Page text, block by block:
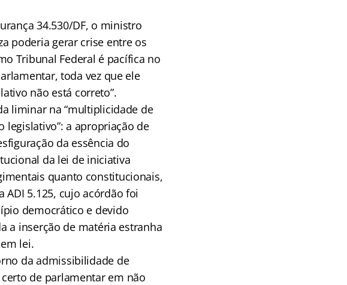
34.530/DF, o ministro
poderia gerar crise entre os
Tribunal Federal é pacífica no
toda vez que ele
não está correto”.
liminar na “multiplicidade de
legislativo”: a apropriação de
da essência do
da lei de iniciativa
quanto constitucionais,
5.125, cujo acórdão foi
democrático e devido
a inserção de matéria estranha
lei.
da admissibilidade de
de parlamentar em não